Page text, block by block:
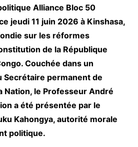
Alliance Bloc 50
jeudi 11 juin 2026 à Kinshasa,
sur les réformes
de la République
Couchée dans un
Secrétaire permanent de
Nation, le Professeur André
a été présentée par le
Kahongya, autorité morale
politique.